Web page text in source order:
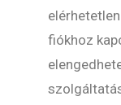
fiókhoz